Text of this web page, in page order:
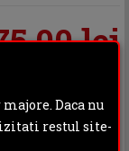
lei
Daca nu
restul site-